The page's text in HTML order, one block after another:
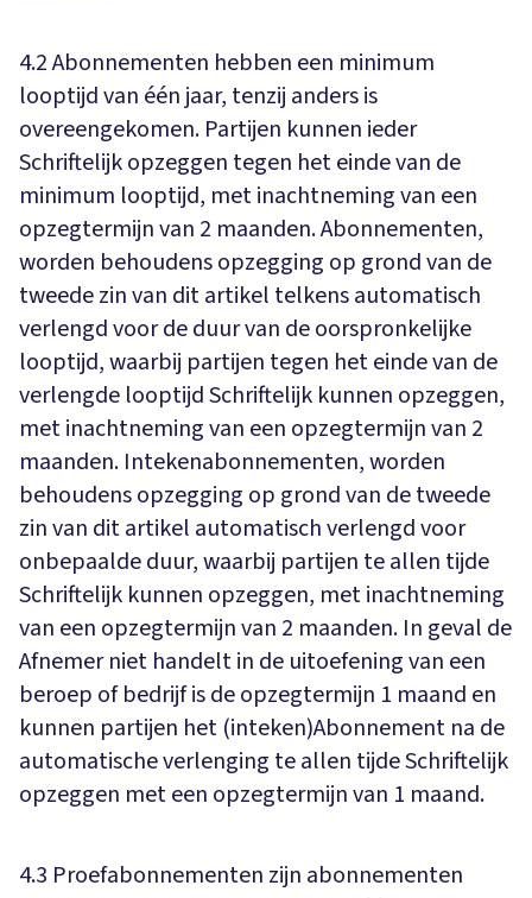
4.2 Abonnementen hebben een minimum
looptijd van één jaar, tenzij anders is
overeengekomen. Partijen kunnen ieder
Schriftelijk opzeggen tegen het einde van de
minimum looptijd, met inachtneming van een
opzegtermijn van 2 maanden. Abonnementen,
worden behoudens opzegging op grond van de
tweede zin van dit artikel telkens automatisch
verlengd voor de duur van de oorspronkelijke
looptijd, waarbij partijen tegen het einde van de
verlengde looptijd Schriftelijk kunnen opzeggen,
met inachtneming van een opzegtermijn van 2
maanden. Intekenabonnementen, worden
behoudens opzegging op grond van de tweede
zin van dit artikel automatisch verlengd voor
onbepaalde duur, waarbij partijen te allen tijde
Schriftelijk kunnen opzeggen, met inachtneming
van een opzegtermijn van 2 maanden. In geval de
Afnemer niet handelt in de uitoefening van een
beroep of bedrijf is de opzegtermijn 1 maand en
kunnen partijen het (inteken)Abonnement na de
automatische verlenging te allen tijde Schriftelijk
opzeggen met een opzegtermijn van 1 maand.
4.3 Proefabonnementen zijn abonnementen